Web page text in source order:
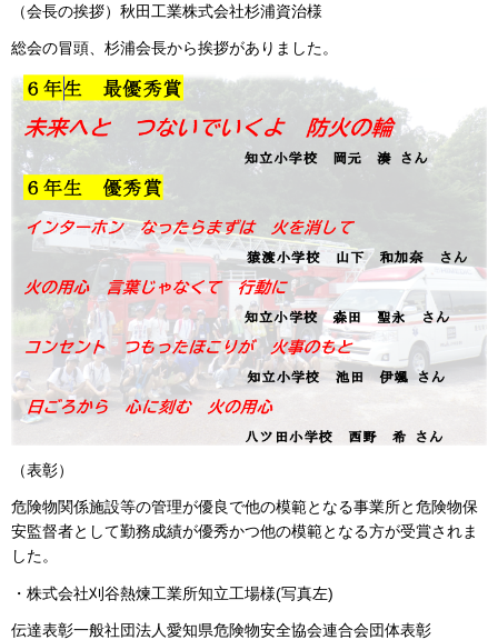
（会長の挨拶）秋田工業株式会社杉浦資治様
総会の冒頭、杉浦会長から挨拶がありました。
（表彰）
危険物関係施設等の管理が優良で他の模範となる事業所と危険物保
安監督者として勤務成績が優秀かつ他の模範となる方が受賞されま
した。
・株式会社刈谷熱煉工業所知立工場様(写真左)
伝達表彰一般社団法人愛知県危険物安全協会連合会団体表彰